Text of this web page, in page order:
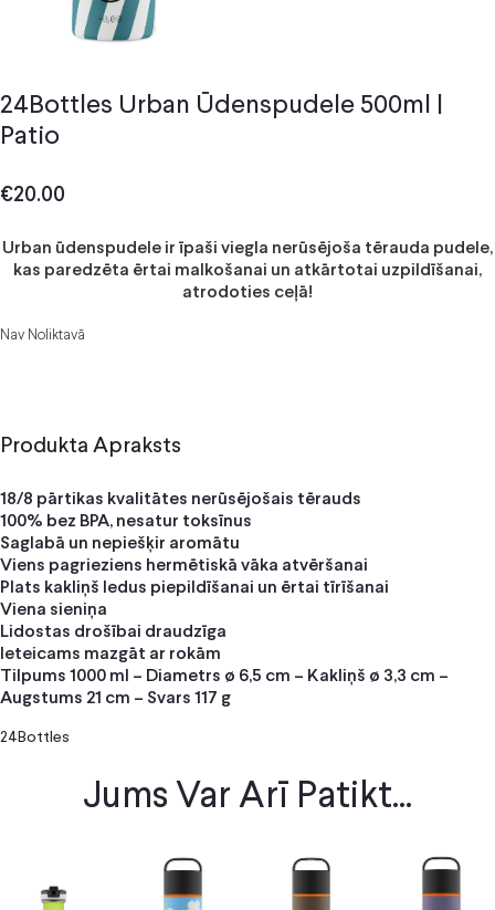
24Bottles Urban Ūdenspudele 500ml |
Patio
€20.00
Urban ūdenspudele ir īpaši viegla nerūsējoša tērauda pudele,
kas paredzēta ērtai malkošanai un atkārtotai uzpildīšanai,
atrodoties ceļā!
Nav Noliktavā
Produkta Apraksts
18/8 pārtikas kvalitātes nerūsējošais tērauds
100% bez BPA, nesatur toksīnus
Saglabā un nepiešķir aromātu
Viens pagrieziens hermētiskā vāka atvēršanai
Plats kakliņš ledus piepildīšanai un ērtai tīrīšanai
Viena sieniņa
Lidostas drošībai draudzīga
Ieteicams mazgāt ar rokām
Tilpums 1000 ml – Diametrs ø 6,5 cm – Kakliņš ø 3,3 cm –
Augstums 21 cm – Svars 117 g
24Bottles
Jums Var Arī Patikt...